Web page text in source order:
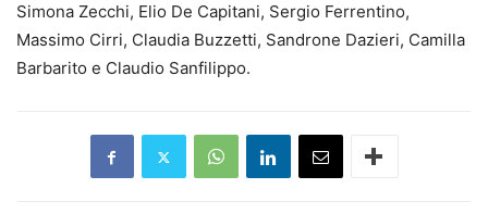
Simona Zecchi, Elio De Capitani, Sergio Ferrentino,
Massimo Cirri, Claudia Buzzetti, Sandrone Dazieri, Camilla
Barbarito e Claudio Sanfilippo.